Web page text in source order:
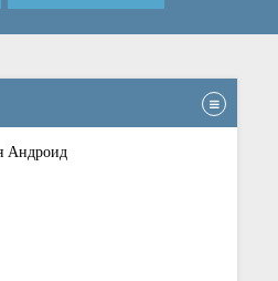
Андроид